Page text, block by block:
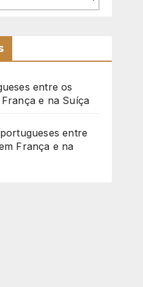
entre os
e na Suíça
entre
França e na